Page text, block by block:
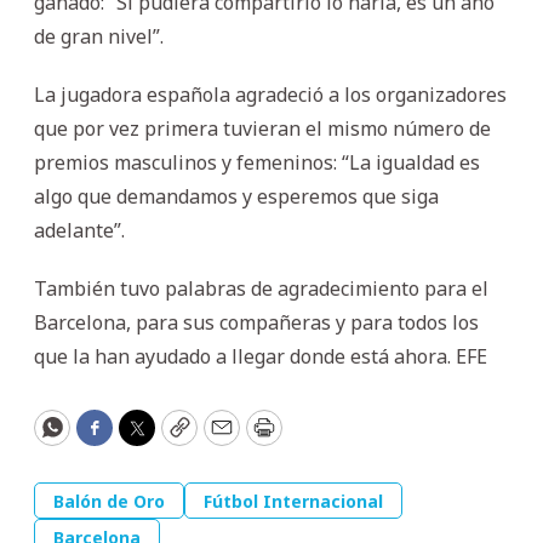
de gran nivel”.
La jugadora española agradeció a los organizadores
que por vez primera tuvieran el mismo número de
premios masculinos y femeninos: “La igualdad es
algo que demandamos y esperemos que siga
adelante”.
También tuvo palabras de agradecimiento para el
Barcelona, para sus compañeras y para todos los
que la han ayudado a llegar donde está ahora. EFE
WhatsApp
Facebook
Twitter
CopyEmailPrint
Balón de Oro
Fútbol Internacional
Barcelona